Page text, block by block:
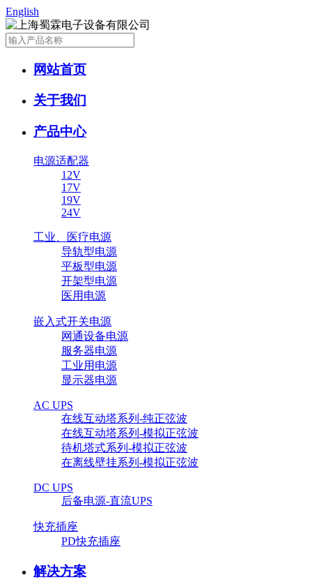
English
网站首页
关于我们
产品中心
电源适配器
12V
17V
19V
24V
工业、医疗电源
导轨型电源
平板型电源
开架型电源
医用电源
嵌入式开关电源
网通设备电源
服务器电源
工业用电源
显示器电源
AC UPS
在线互动塔系列-纯正弦波
在线互动塔系列-模拟正弦波
待机塔式系列-模拟正弦波
在离线壁挂系列-模拟正弦波
DC UPS
后备电源-直流UPS
快充插座
PD快充插座
解决方案